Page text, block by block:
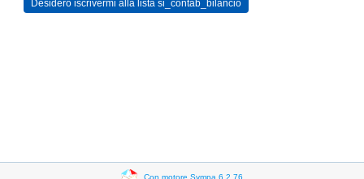
Con motore Sympa 6.2.76